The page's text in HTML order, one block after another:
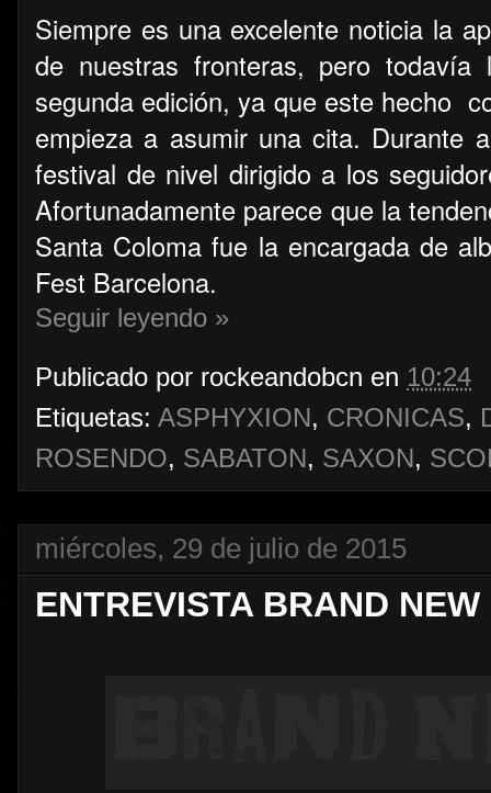
Siempre es una excelente noticia la
de nuestras fronteras, pero
segunda edición, ya que este hecho
empieza a asumir una cita. Durante
festival de nivel dirigido a los
Afortunadamente parece que la
Santa Coloma fue la encargada de
Fest Barcelona.
Seguir leyendo »
Publicado por rockeandobcn en 10:24
Etiquetas: ASPHYXION, CRONICAS,
ROSENDO, SABATON, SAXON,
miércoles, 29 de julio de 2015
ENTREVISTA BRAND